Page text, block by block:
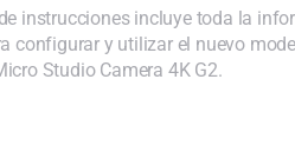
instrucciones incluye toda la
configurar y utilizar el nuevo
Studio Camera 4K G2.